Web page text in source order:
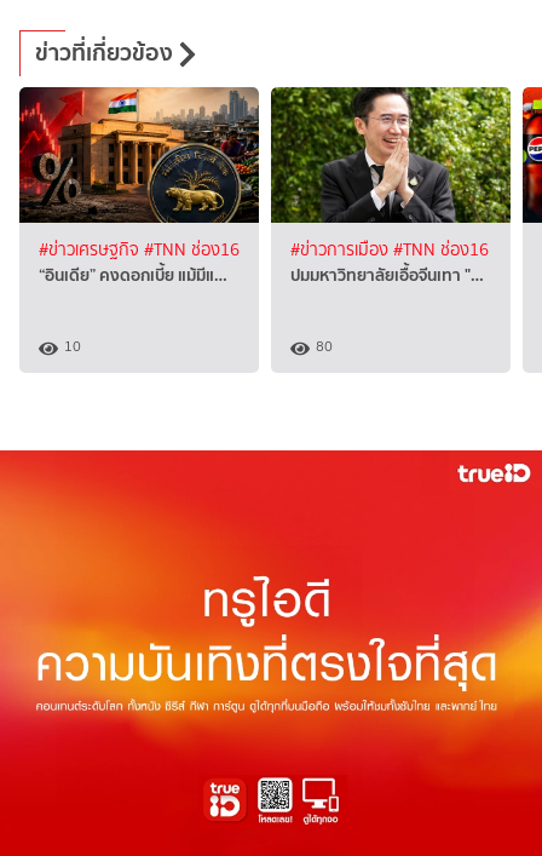
ข่าวที่เกี่ยวข้อง
#ข่าวเศรษฐกิจ #TNN ช่อง16
“อินเดีย” คงดอกเบี้ย แม้มีแ…
10
#ข่าวการเมือง#TNN ช่อง16
ปมมหาวิทยาลัยเอื้อจีนเทา "…
80